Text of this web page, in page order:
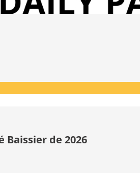
Baissier de 2026